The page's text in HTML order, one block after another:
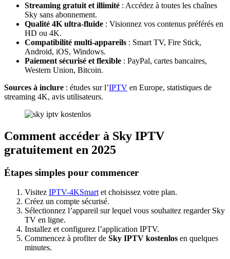
Streaming gratuit et illimité : Accédez à toutes les chaînes
Sky sans abonnement.
Qualité 4K ultra-fluide : Visionnez vos contenus préférés en
HD ou 4K.
Compatibilité multi-appareils : Smart TV, Fire Stick,
Android, iOS, Windows.
Paiement sécurisé et flexible : PayPal, cartes bancaires,
Western Union, Bitcoin.
Sources à inclure : études sur l’IPTV en Europe, statistiques de
streaming 4K, avis utilisateurs.
Comment accéder à Sky IPTV
gratuitement en 2025
Étapes simples pour commencer
Visitez IPTV-4KSmart et choisissez votre plan.
Créez un compte sécurisé.
Sélectionnez l’appareil sur lequel vous souhaitez regarder Sky
TV en ligne.
Installez et configurez l’application IPTV.
Commencez à profiter de Sky IPTV kostenlos en quelques
minutes.